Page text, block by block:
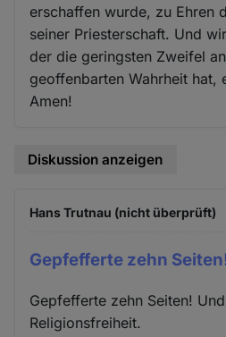
erschaffen wurde, zu Ehren
seiner Priesterschaft. Und
der die geringsten Zweifel
geoffenbarten Wahrheit hat,
Amen!
Diskussion anzeigen
Hans Trutnau (nicht überprüft)
Gepfefferte zehn
Gepfefferte zehn Seiten!
Religionsfreiheit.